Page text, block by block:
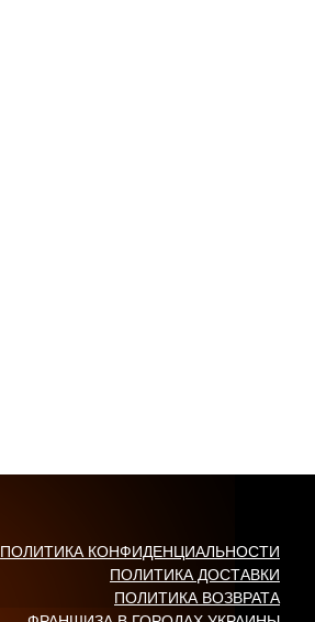
ПОЛИТИКА КОНФИДЕНЦИАЛЬНОСТИ
ПОЛИТИКА ДОСТАВКИ
ПОЛИТИКА ВОЗВРАТА